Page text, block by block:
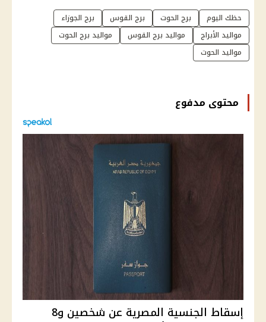
حظك اليوم برج الحوت برج القوس
برج الجوزاء
مواليد الأبراج
مواليد برج القوس
مواليد برج الحوت
مواليد الحوت
محتوى مدفوع
إسقاط الجنسية المصرية عن شخصين و8